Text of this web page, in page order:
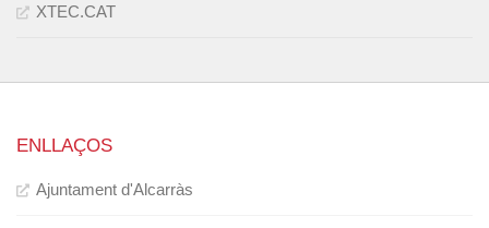
XTEC.CAT
ENLLAÇOS
Ajuntament d'Alcarràs